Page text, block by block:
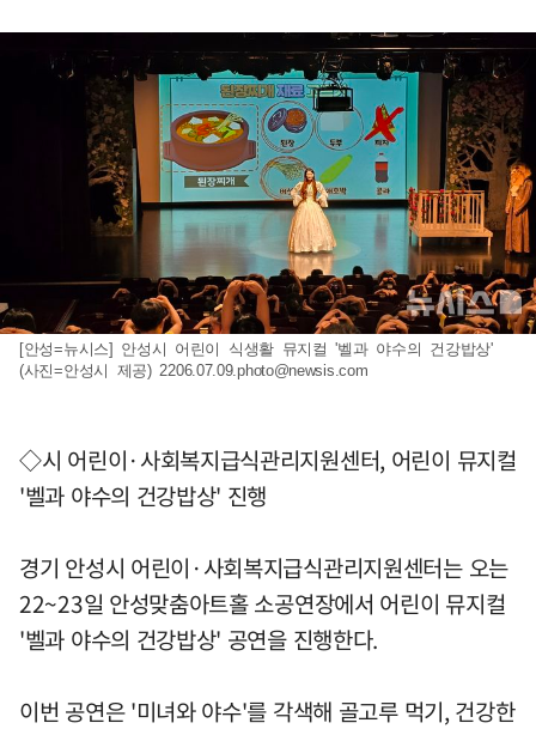
[안성=뉴시스] 안성시 어린이 식생활 뮤지컬 '벨과 야수의 건강밥상'
(사진=안성시 제공)2206.07.09.photo@newsis.com
◇시 어린이·사회복지급식관리지원센터, 어린이 뮤지컬
'벨과 야수의 건강밥상' 진행
경기 안성시 어린이·사회복지급식관리지원센터는 오는
22~23일 안성맞춤아트홀 소공연장에서 어린이 뮤지컬
'벨과 야수의 건강밥상' 공연을 진행한다.
이번 공연은 '미녀와 야수'를 각색해 골고루 먹기, 건강한